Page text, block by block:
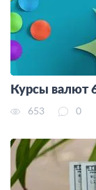
Курсы валют
653 0